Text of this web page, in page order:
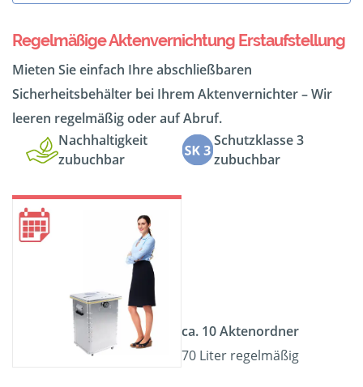
Regelmäßige Aktenvernichtung Erstaufstellung
Mieten Sie einfach Ihre abschließbaren
Sicherheitsbehälter bei Ihrem Aktenvernichter – Wir
leeren regelmäßig oder auf Abruf.
Nachhaltigkeit
zubuchbar
Schutzklasse 3
zubuchbar
ca. 10 Aktenordner
70 Liter regelmäßig